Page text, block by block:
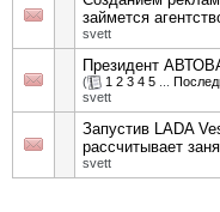
займется
svett
Президент
( 1 2 3 4 5
svett
Запустив LADA
рассчитывает
svett